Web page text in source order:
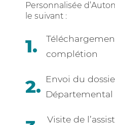
Personnalisée
le suivant :
complétion
Envoi du
Départemental
Visite de